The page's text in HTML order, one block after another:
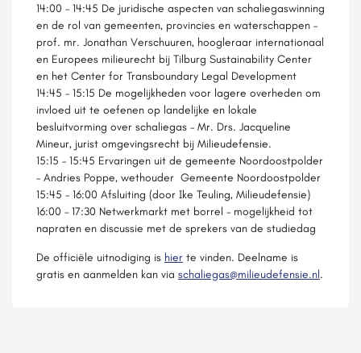
14:00 – 14:45 De juridische aspecten van schaliegaswinning
en de rol van gemeenten, provincies en waterschappen –
prof. mr. Jonathan Verschuuren, hoogleraar internationaal
en Europees milieurecht bij Tilburg Sustainability Center
en het Center for Transboundary Legal Development
14:45 – 15:15 De mogelijkheden voor lagere overheden om
invloed uit te oefenen op landelijke en lokale
besluitvorming over schaliegas – Mr. Drs. Jacqueline
Mineur, jurist omgevingsrecht bij Milieudefensie.
15:15 – 15:45 Ervaringen uit de gemeente Noordoostpolder
– Andries Poppe, wethouder Gemeente Noordoostpolder
15:45 – 16:00 Afsluiting (door Ike Teuling, Milieudefensie)
16:00 – 17:30 Netwerkmarkt met borrel – mogelijkheid tot
napraten en discussie met de sprekers van de studiedag
De officiële uitnodiging is hier te vinden. Deelname is
gratis en aanmelden kan via schaliegas@milieudefensie.nl.